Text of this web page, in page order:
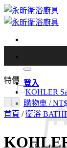
Skip
to
content
尋
關
鍵
字:
登入
購物車 /NT$
特價
首頁 / 衛浴